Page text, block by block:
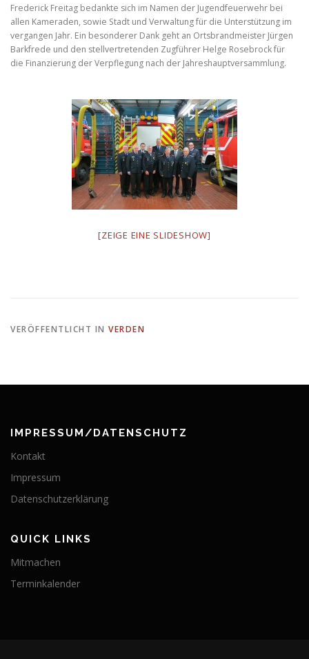
Frederick Freitag bedankte sich im Namen der Jugendfeuerwehr bei
allen Kameraden, sowie Stadt und Verwaltung für die Unterstützung im
vergangen Jahr. Ein besonderer Dank geht an Ortsbrandmeister Jürgen
Barkfrede und den stellvertretenden Zugführer Helge Rosebrock für
die Finanzierung der Verpflegung nach der Jahreshauptversammlung.
[ZEIGE EINE SLIDESHOW]
VERÖFFENTLICHT IN VERDEN
IMPRESSUM/DATENSCHUTZ
Kontakt
Impressum
Datenschutzerklärung
QUICK LINKS
Mitmachen
Terminkalender